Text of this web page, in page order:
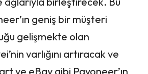
geniş bir müşteri
gelişmekte olan
varlığını artıracak ve
ve eBay gibi Payoneer’ın